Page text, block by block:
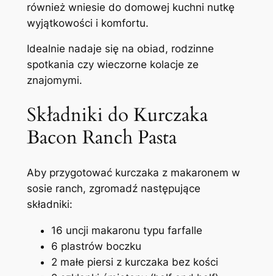
również wniesie do domowej kuchni nutkę
wyjątkowości i komfortu.
Idealnie nadaje się na obiad, rodzinne
spotkania czy wieczorne kolacje ze
znajomymi.
Składniki do Kurczaka
Bacon Ranch Pasta
Aby przygotować kurczaka z makaronem w
sosie ranch, zgromadź następujące
składniki:
16 uncji makaronu typu farfalle
6 plastrów boczku
2 małe piersi z kurczaka bez kości